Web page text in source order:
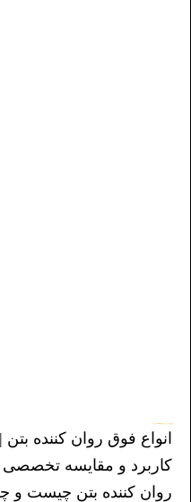
انواع فوق روان کننده
کاربرد و مقایسه
روان کننده بتن چیست و